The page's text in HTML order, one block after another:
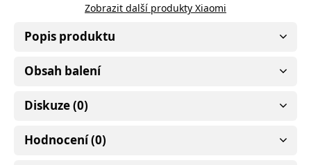
Zobrazit další produkty Xiaomi
Popis produktu
Obsah balení
Diskuze (0)
Hodnocení (0)